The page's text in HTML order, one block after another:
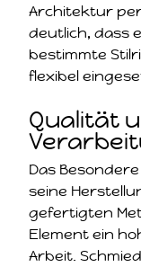
Architektur
deutlich, dass
bestimmte
flexibel
Qualität
Das
seine
gefertigten
Element ein
Arbeit.